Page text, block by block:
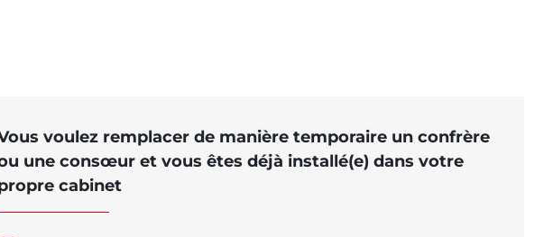
voulez remplacer de manière temporaire un confrère
une consœur et vous êtes déjà installé(e) dans votre
cabinet